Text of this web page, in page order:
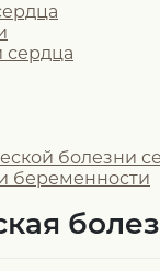
болезни
беременности